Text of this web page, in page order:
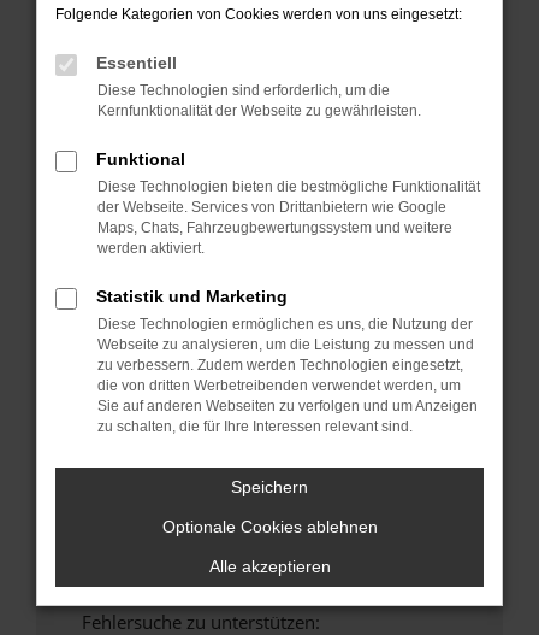
Manche Erweiterungen, wie Werbeblocker,
können das Laden bestimmter Seiten
verhindern. Funktioniert die Seite in einem
Fenster?
Starte dein Gerät neu.
Das kann manchmal helfen, vorübergehende
Probleme zu beheben.
Stelle sicher, dass dein Browser und dein
Betriebssystem auf dem neuesten Stand
sind.
Veraltete Software birgt nicht nur ein
Sicherheitsrisiko, sondern kann auch dazu
führen, dass bestimmte Funktionen nicht mehr
Wende dich an den Webseitenbetreiber.
Wenn du alle oben genannten Schritte versucht
hast, kontaktiere uns bitte. Wir werden
versuchen, das Problem zu beheben. Du kannst
uns diesen Text schicken, um uns bei der
Fehlersuche zu unterstützen:
Folgende Kategorien von Cookies werden von uns eingesetzt:
Essentiell
Diese Technologien sind erforderlich, um die
Kernfunktionalität der Webseite zu gewährleisten.
Funktional
Diese Technologien bieten die bestmögliche Funktionalität
der Webseite. Services von Drittanbietern wie Google
Maps, Chats, Fahrzeugbewertungssystem und weitere
werden aktiviert.
Statistik und Marketing
Diese Technologien ermöglichen es uns, die Nutzung der
Webseite zu analysieren, um die Leistung zu messen und
zu verbessern. Zudem werden Technologien eingesetzt,
die von dritten Werbetreibenden verwendet werden, um
Sie auf anderen Webseiten zu verfolgen und um Anzeigen
zu schalten, die für Ihre Interessen relevant sind.
Speichern
Optionale Cookies ablehnen
Alle akzeptieren